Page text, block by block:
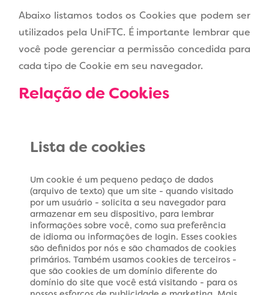
Abaixo listamos todos os Cookies que podem ser
utilizados pela UniFTC. É importante lembrar que
você pode gerenciar a permissão concedida para
cada tipo de Cookie em seu navegador.
Relação de Cookies
Lista de cookies
Um cookie é um pequeno pedaço de dados
(arquivo de texto) que um site - quando visitado
por um usuário - solicita a seu navegador para
armazenar em seu dispositivo, para lembrar
informações sobre você, como sua preferência
de idioma ou informações de login. Esses cookies
são definidos por nós e são chamados de cookies
primários. Também usamos cookies de terceiros -
que são cookies de um domínio diferente do
domínio do site que você está visitando - para os